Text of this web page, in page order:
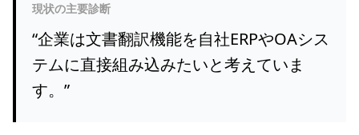
現状の主要診断
“企業は文書翻訳機能を自社ERPやOAシス
テムに直接組み込みたいと考えていま
す。 ”